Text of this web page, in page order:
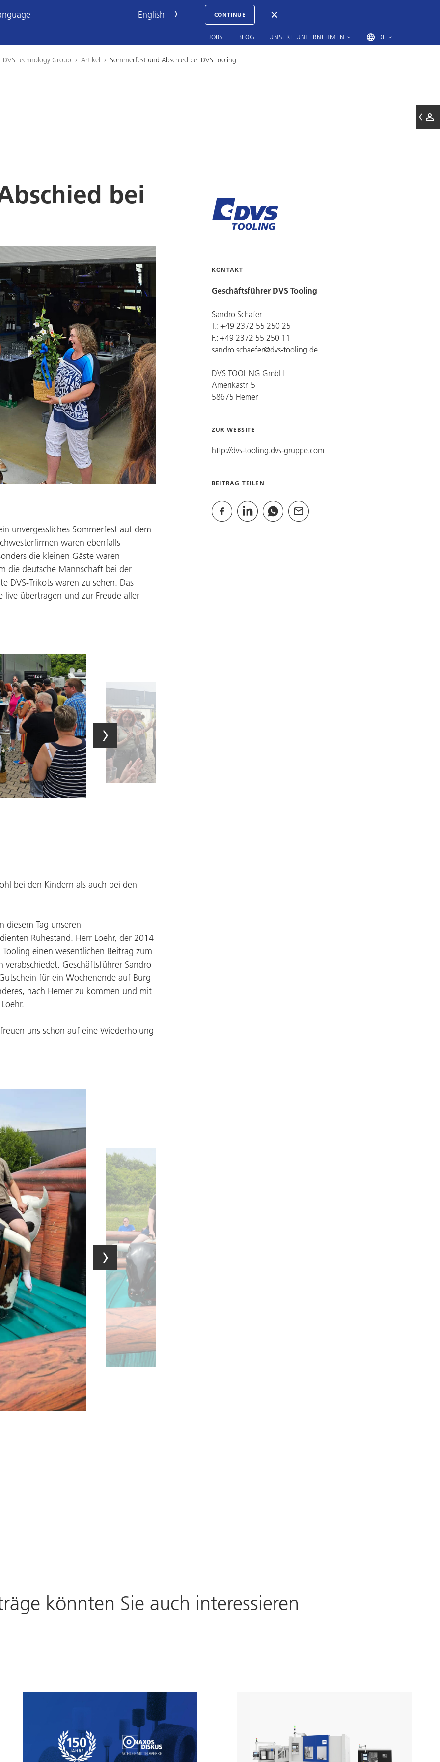
CONTINUE
JOBS BLOG UNSERE UNTERNEHMEN DE
Technology Group › Artikel › Sommerfest und Abschied bei DVS Tooling
bei
unvergessliches Sommerfest auf dem
waren ebenfalls
die kleinen Gäste waren
die deutsche Mannschaft bei der
DVS-Trikots waren zu sehen. Das
live übertragen und zur Freude aller
bei den Kindern als auch bei den
Tag unseren
Ruhestand. Herr Loehr, der 2014
Tooling einen wesentlichen Beitrag zum
Geschäftsführer Sandro
für ein Wochenende auf Burg
nach Hemer zu kommen und mit
uns schon auf eine Wiederholung
KONTAKT
Geschäftsführer DVS Tooling
Sandro Schäfer
T.: +49 2372 55 250 25
F.: +49 2372 55 250 11
sandro.schaefer@dvs-tooling.de
DVS TOOLING GmbH
Amerikastr. 5
58675 Hemer
ZUR WEBSITE
http://dvs-tooling.dvs-gruppe.com
BEITRAG TEILEN
könnten Sie auch interessieren